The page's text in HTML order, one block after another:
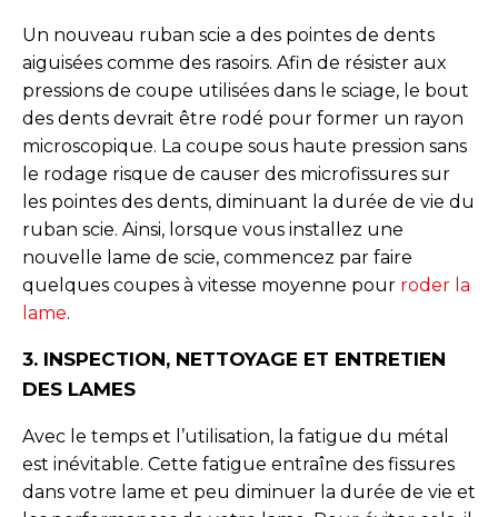
Un nouveau ruban scie a des pointes de dents
aiguisées comme des rasoirs. Afin de résister aux
pressions de coupe utilisées dans le sciage, le bout
des dents devrait être rodé pour former un rayon
microscopique. La coupe sous haute pression sans
le rodage risque de causer des microfissures sur
les pointes des dents, diminuant la durée de vie du
ruban scie. Ainsi, lorsque vous installez une
nouvelle lame de scie, commencez par faire
quelques coupes à vitesse moyenne pour roder la
lame.
3. INSPECTION, NETTOYAGE ET ENTRETIEN
DES LAMES
Avec le temps et l’utilisation, la fatigue du métal
est inévitable. Cette fatigue entraîne des fissures
dans votre lame et peu diminuer la durée de vie et